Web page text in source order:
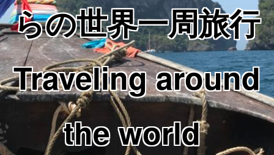
らの世界一周旅行
Traveling around
the world